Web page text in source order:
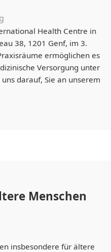
Health Centre in
38, 1201 Genf, im 3.
ermöglichen es
Versorgung unter
darauf, Sie an unserem
Menschen
insbesondere für ältere